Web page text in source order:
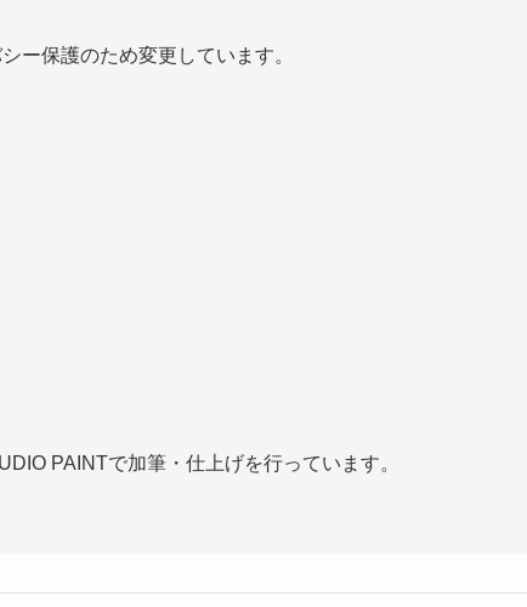
ー保護のため変更しています。
PAINTで加筆・仕上げを行っています。